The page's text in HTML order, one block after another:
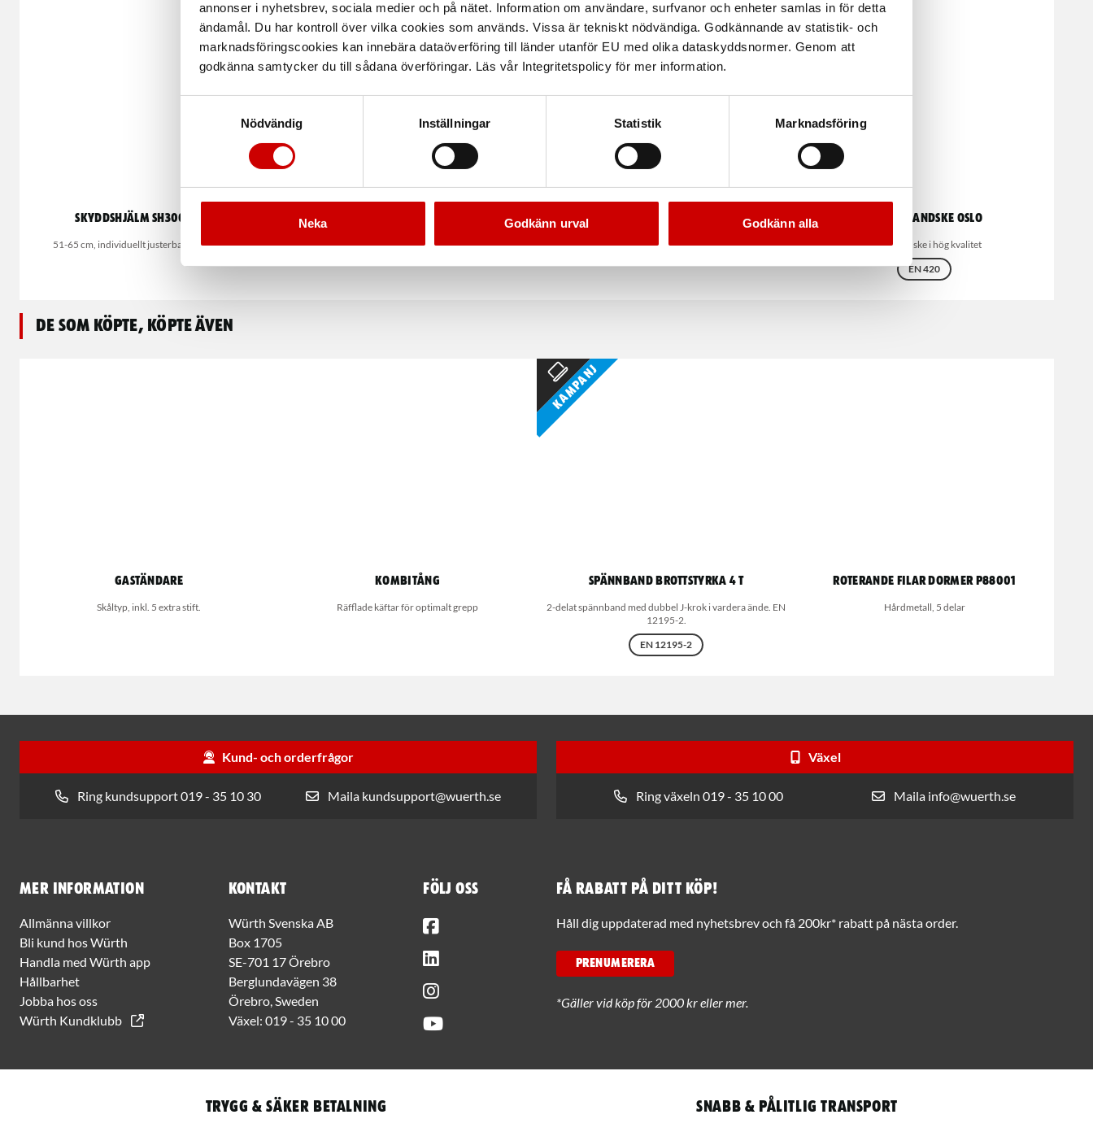
annonser i nyhetsbrev, sociala medier och på nätet. Information om användare, surfvanor och enheter samlas in för detta
ändamål. Du har kontroll över vilka cookies som används. Vissa är tekniskt nödvändiga. Godkännande av statistik- och
marknadsföringscookies kan innebära dataöverföring till länder utanför EU med olika dataskyddsnormer. Genom att
godkänna samtycker du till sådana överföringar. Läs vår Integritetspolicy för mer information.
Nödvändig
Inställningar Statistik Marknadsföring
Neka Godkänn urval Godkänn alla
Skyddshjälm SH3000 MIPS
51-65 cm, individuellt justerbar upphängning Ventilerad hjälm med hakband och rattjustering av storlek
Hörselkåpa uvex axess one
Hjässbygel, SNR 31
Arbetshandske Oslo
Läderhandske i hög kvalitet
EN 420
De som köpte, köpte även
Gaständare
Skåltyp, inkl. 5 extra stift.
Kombitång
Räfflade käftar för optimalt grepp
Kampanj
Spännband Brottstyrka 4 T
2-delat spännband med dubbel J-krok i vardera ände. EN
12195-2.
EN 12195-2
Roterande filar Dormer P88001
Hårdmetall, 5 delar
Kund- och orderfrågor
Ring kundsupport 019 - 35 10 30 Maila kundsupport@wuerth.se
Växel
Ring växeln 019 - 35 10 00 Maila info@wuerth.se
Mer information
Allmänna villkor
Bli kund hos Würth
Handla med Würth app
Hållbarhet
Jobba hos oss
Würth Kundklubb
Kontakt
Würth Svenska AB
Box 1705
SE-701 17 Örebro
Berglundavägen 38
Örebro, Sweden
Växel: 019 - 35 10 00
Följ oss Få rabatt på ditt köp!
Håll dig uppdaterad med nyhetsbrev och få 200kr* rabatt på nästa order.
PRENUMERERA
*Gäller vid köp för 2000 kr eller mer.
Trygg & säker betalning Snabb & pålitlig transport